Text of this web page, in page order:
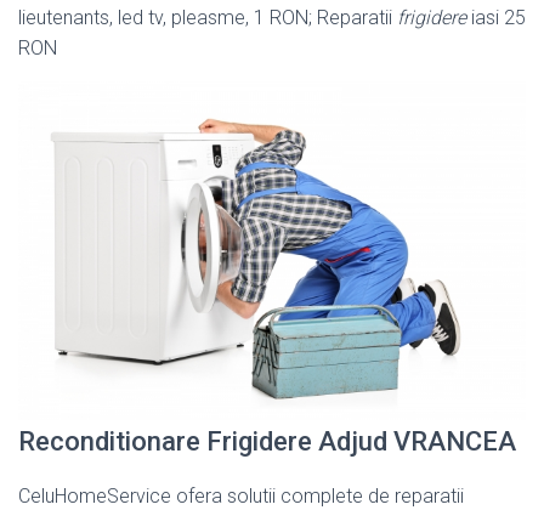
lieutenants, led tv, pleasme, 1 RON; Reparatii frigidereiasi 25
RON
Reconditionare Frigidere Adjud VRANCEA
CeluHomeService ofera solutii complete de reparatii